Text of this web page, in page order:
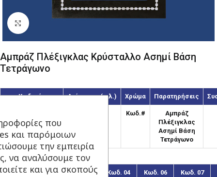
Κάντε κλικ για μεγέθυνση
Αμπράζ Πλέξιγκλας Κρύσταλλο Ασημί Βάση
Τετράγωνο
Κωδικός Διάμετρος(χιλ.) Χρώμα Παρατηρήσεις
Κωδ.#
Αμπράζ
Πλέξιγκλας
Ασημί Βάση
Τετράγωνο
Κωδ. 01 Κωδ. 03 Κωδ. 04 Κωδ. 06 Κωδ. 07
που
και παρόμοιων
την εμπειρία
να αναλύσουμε τον
και για σκοπούς